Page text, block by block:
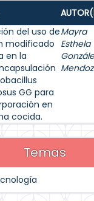
del uso de
modificado
en la
GG para
en
cocida.
Mayra
Esthela
Temas